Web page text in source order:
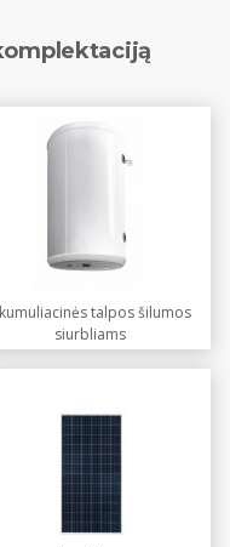
talpos šilumos
siurbliams